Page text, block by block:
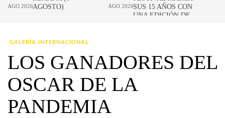
GALERÍA INTERNACIONAL
LOS GANADORES DEL
OSCAR DE LA
PANDEMIA